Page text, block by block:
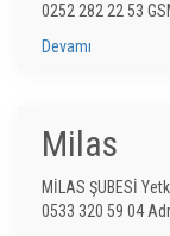
0252 282 22 53
Devamı
Milas
MİLAS ŞUBESİ
0533 320 59 04